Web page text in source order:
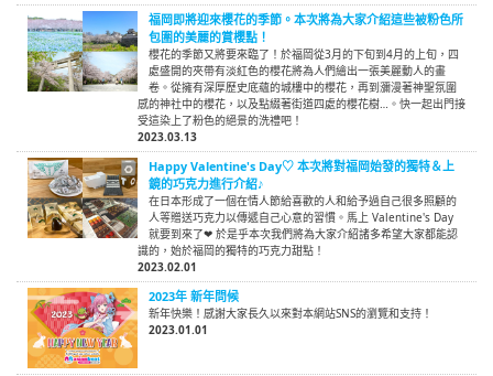
福岡即將迎來櫻花的季節。本次將為大家介紹這些被粉色所
包圍的美麗的賞櫻點！
櫻花的季節又將要來臨了！於福岡從3月的下旬到4月的上旬，四
處盛開的夾帶有淡紅色的櫻花將為人們繪出一張美麗動人的畫
卷。從擁有深厚歷史底蘊的城樓中的櫻花，再到瀰漫著神聖氛圍
感的神社中的櫻花，以及點綴著街道四處的櫻花樹…。快一起出門接
受這染上了粉色的絕景的洗禮吧！
2023.03.13
Happy Valentine's Day♡ 本次將對福岡始發的獨特＆上
鏡的巧克力進行介紹♪
在日本形成了一個在情人節給喜歡的人和給予過自己很多照顧的
人等贈送巧克力以傳遞自己心意的習慣。馬上 Valentine's Day
就要到來了❤ 於是乎本次我們將為大家介紹諸多希望大家都能認
識的，始於福岡的獨特的巧克力甜點！
2023.02.01
2023年 新年問候
新年快樂！感謝大家長久以來對本網站SNS的瀏覽和支持！
2023.01.01